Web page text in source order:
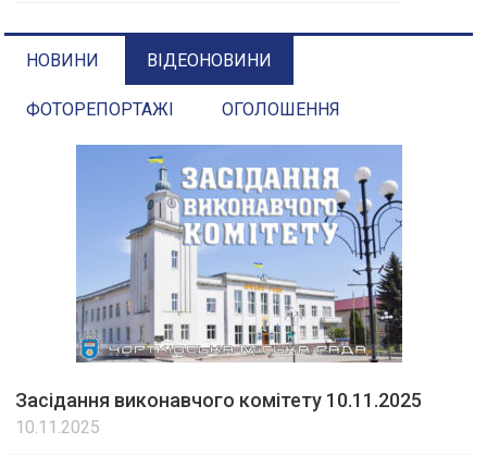
НОВИНИ ВІДЕОНОВИНИ
ФОТОРЕПОРТАЖІ ОГОЛОШЕННЯ
Засідання виконавчого комітету 10.11.2025
10.11.2025